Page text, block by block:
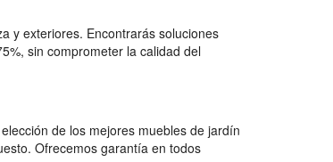
y exteriores. Encontrarás soluciones
sin comprometer la calidad del
de los mejores muebles de jardín
Ofrecemos garantía en todos